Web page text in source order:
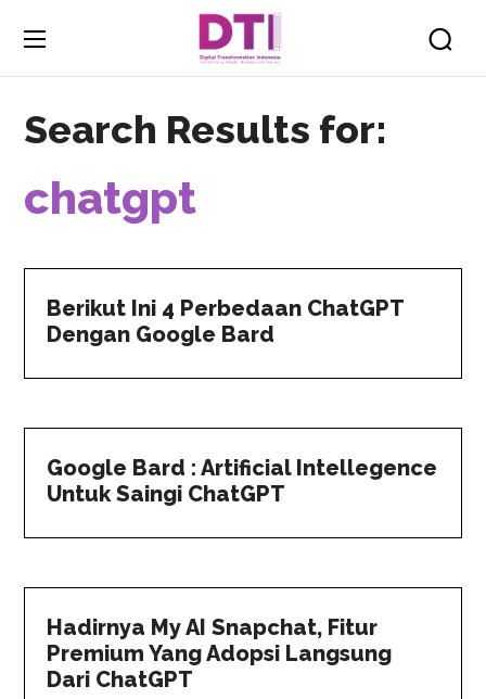
Search Results for:
chatgpt
Berikut Ini 4 Perbedaan ChatGPT
Dengan Google Bard
Google Bard : Artificial Intellegence
Untuk Saingi ChatGPT
Hadirnya My AI Snapchat, Fitur
Premium Yang Adopsi Langsung
Dari ChatGPT